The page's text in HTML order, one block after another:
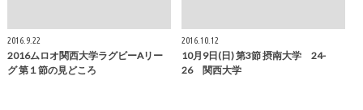
2016.9.22
2016ムロオ関西大学ラグビーAリー
グ 第１節の見どころ
2016.10.12
10月9日(日) 第3節 摂南大学 24-
26 関西大学